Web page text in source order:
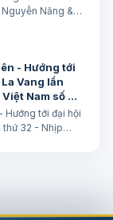
Năng &
- Hướng tới
Vang lần
Nam số 85
tới đại hội
thứ 32 - Nhịp